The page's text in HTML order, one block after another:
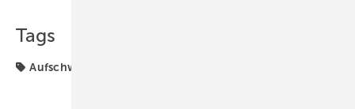
Tags
Aufschwung